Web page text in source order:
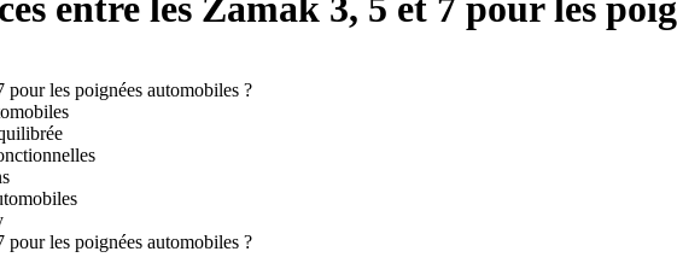
entre les Zamak 3, 5 et 7 pour les
pour les poignées automobiles ?
pour les poignées automobiles ?